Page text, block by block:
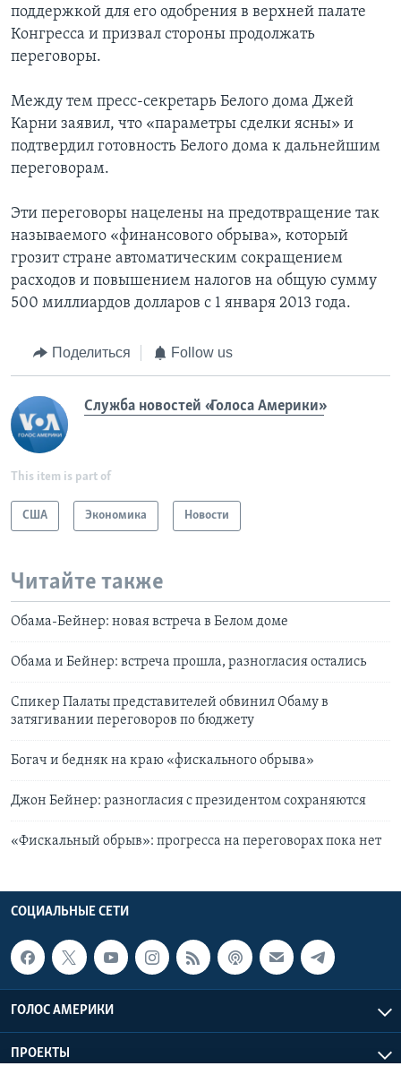
поддержкой для его одобрения в верхней палате
Конгресса и призвал стороны продолжать
переговоры.
Между тем пресс-секретарь Белого дома Джей
Карни заявил, что «параметры сделки ясны» и
подтвердил готовность Белого дома к дальнейшим
переговорам.
Эти переговоры нацелены на предотвращение так
называемого «финансового обрыва», который
грозит стране автоматическим сокращением
расходов и повышением налогов на общую сумму
500 миллиардов долларов с 1 января 2013 года.
Поделиться Follow us
Служба новостей «Голоса Америки»
This item is part of
США Экономика Новости
Читайте также
Oбама-Бейнер: новая встреча в Белом доме
Обама и Бейнер: встреча прошла, разногласия остались
Спикер Палаты представителей обвинил Обаму в
затягивании переговоров по бюджету
Богач и бедняк на краю «фискального обрыва»
Джон Бейнер: разногласия с президентом сохраняются
«Фискальный обрыв»: прогресса на переговорах пока нет
СОЦИАЛЬНЫЕ СЕТИ
ГОЛОС АМЕРИКИ
ПРОЕКТЫ